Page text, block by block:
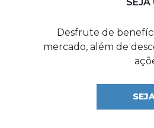
Desfrute de
mercado, além de